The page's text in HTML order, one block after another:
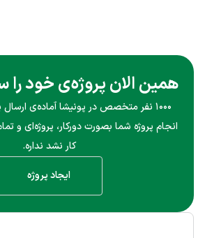
همین الان پروژه‌ی خود
۱۰۰۰ نفر متخصص در پونیشا آماده‌ی
انجام پروژه شما بصورت دورکار، پروژه‌ای و
کار نشد نداره.
ایجاد پروژه